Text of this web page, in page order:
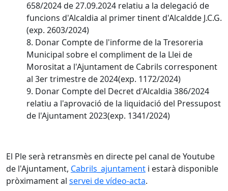
658/2024 de 27.09.2024 relatiu a la delegació de
funcions d'Alcaldia al primer tinent d'Alcaldde J.C.G.
(exp. 2603/2024)
8. Donar Compte de l'informe de la Tresoreria
Municipal sobre el compliment de la Llei de
Morositat a l'Ajuntament de Cabrils corresponent
al 3er trimestre de 2024(exp. 1172/2024)
9. Donar Compte del Decret d'Alcaldia 386/2024
relatiu a l'aprovació de la liquidació del Pressupost
de l'Ajuntament 2023(exp. 1341/2024)
El Ple serà retransmès en directe pel canal de Youtube
de l'Ajuntament, Cabrils_ajuntament i estarà disponible
pròximament al servei de vídeo-acta.